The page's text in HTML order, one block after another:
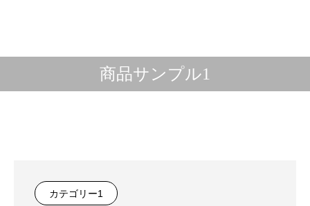
商品サンプル1
カテゴリー1